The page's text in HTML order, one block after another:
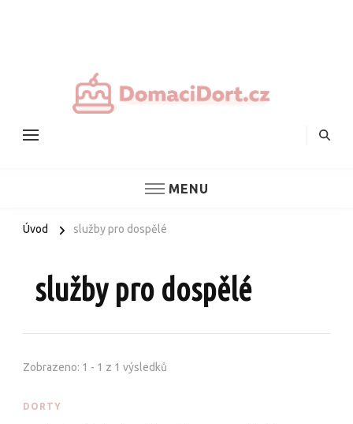
MENU
Úvod služby pro dospělé
služby pro dospělé
Zobrazeno: 1 - 1 z 1 výsledků
DORTY